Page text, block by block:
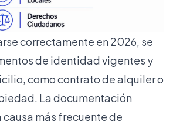
correctamente en 2026, se
de identidad vigentes y
como contrato de alquiler o
La documentación
más frecuente de